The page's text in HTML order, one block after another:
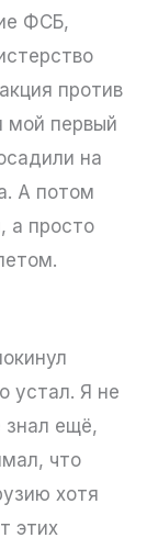
ФСБ,
против
мой первый
на
А потом
а просто
устал. Я не
знал ещё,
что
хотя
этих